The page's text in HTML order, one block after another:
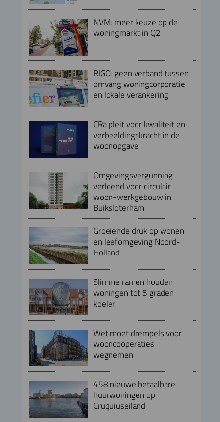
NVM: meer keuze op de
woningmarkt in Q2
RIGO: geen verband tussen
omvang woningcorporatie
en lokale verankering
CRa pleit voor kwaliteit en
verbeeldingskracht in de
woonopgave
Omgevingsvergunning
verleend voor circulair
woon-werkgebouw in
Buiksloterham
Groeiende druk op wonen
en leefomgeving Noord-
Holland
Slimme ramen houden
woningen tot 5 graden
koeler
Wet moet drempels voor
wooncoöperaties
wegnemen
458 nieuwe betaalbare
huurwoningen op
Cruquiuseiland